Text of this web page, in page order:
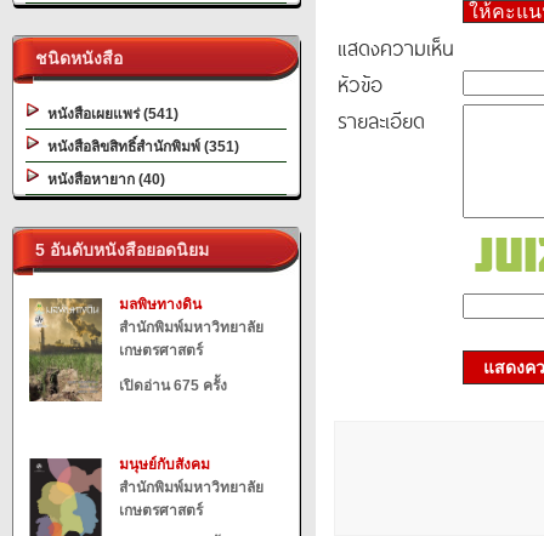
ชนิดหนังสือ
หนังสือเผยแพร่ (541)
หนังสือลิขสิทธิ์สำนักพิมพ์ (351)
หนังสือหายาก (40)
5 อันดับหนังสือยอดนิยม
มลพิษทางดิน
สำนักพิมพ์มหาวิทยาลัย
เกษตรศาสตร์
เปิดอ่าน 675 ครั้ง
มนุษย์กับสังคม
สำนักพิมพ์มหาวิทยาลัย
เกษตรศาสตร์
ให้คะแ
แสดงความเห็น
หัวข้อ
รายละเอียด
แสดงค